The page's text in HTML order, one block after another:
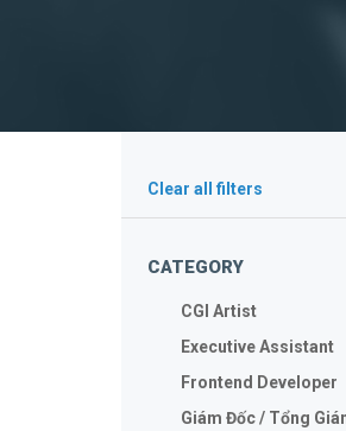
Clear all filters
CATEGORY
CGI Artist
Executive Assistant
Frontend Developer
Giám Đốc / Tổng